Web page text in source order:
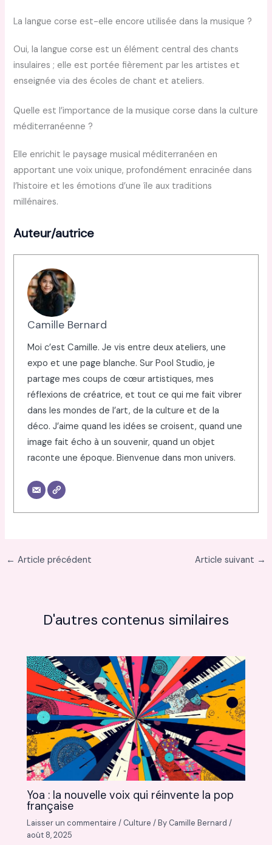
La langue corse est-elle encore utilisée dans la musique ?
Oui, la langue corse est un élément central des chants
insulaires ; elle est portée fièrement par les artistes et
enseignée via des écoles de chant et ateliers.
Quelle est l’importance de la musique corse dans la culture
méditerranéenne ?
Elle enrichit le paysage musical méditerranéen en
apportant une voix unique, profondément enracinée dans
l’histoire et les émotions d’une île aux traditions
millénaires.
Auteur/autrice
Camille Bernard
Moi c’est Camille. Je vis entre deux ateliers, une
expo et une page blanche. Sur Pool Studio, je
partage mes coups de cœur artistiques, mes
réflexions de créatrice, et tout ce qui me fait vibrer
dans les mondes de l’art, de la culture et de la
déco. J’aime quand les idées se croisent, quand une
image fait écho à un souvenir, quand un objet
raconte une époque. Bienvenue dans mon univers.
← Article précédent Article suivant →
D'autres contenus similaires
Yoa : la nouvelle voix qui réinvente la pop
française
Laisser un commentaire / Culture / By Camille Bernard/
août 8, 2025